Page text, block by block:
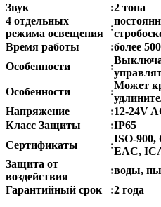
Звук
:2 тона
4 отдельных
режима освещения
:
Время работы
:более
Особенности
:
Особенности
:
Может
Напряжение
:12-24V
Класс Защиты
:IP65
Сертификаты
:
ISO-900,
EAC,
Защита от
воздействия
:воды,
Гарантийный срок
:2 года